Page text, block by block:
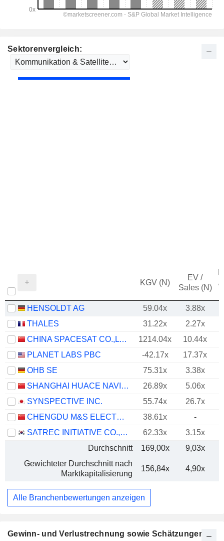
Sektorenvergleich:
KGV (N)
EV /
Sales (N)
/
HENSOLDT AG 59.04x
3.88x
THALES
31.22x 2.27x
CHINA SPACESAT CO.,LTD.
1214.04x 10.44x
PLANET LABS PBC
-42.17x 17.37x
OHB SE
75.31x 3.38x
SHANGHAI HUACE NAVIGATION TECHNOLOGY LTD
26.89x 5.06x
SYNSPECTIVE INC.
55.74x 26.7x
CHENGDU M&S ELECTRONICS TECHNOLOGY CO.,LTD.
38.61x
-
SATREC INITIATIVE CO., LTD.
62.33x 3.15x
Durchschnitt
169,00x 9,03x
Gewichteter Durchschnitt nach
Marktkapitalisierung
156,84x 4,90x
Alle Branchenbewertungen anzeigen
Gewinn- und Verlustrechnung sowie Schätzungen